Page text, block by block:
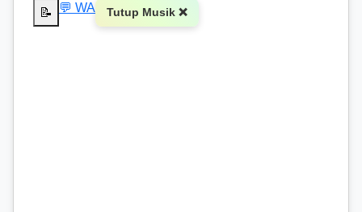
📝 💬 WA Tutup Musik ❌